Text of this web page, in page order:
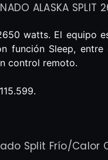
ALASKA SPLIT
watts. El equipo
función Sleep,
control remoto.
Split Frío/Calor